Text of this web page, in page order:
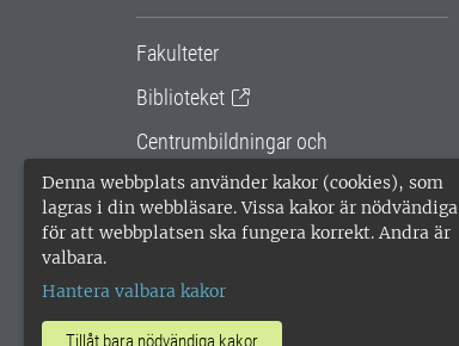
Denna webbplats använder kakor (cookies), som
lagras i din webbläsare. Vissa kakor är nödvändiga
för att webbplatsen ska fungera korrekt. Andra är
valbara.
Hantera valbara kakor
Tillåt bara nödvändiga kakor
Fakulteter
Biblioteket
Centrumbildningar och
samarbetsprojekt
Gemensamma verksamhetsstödet